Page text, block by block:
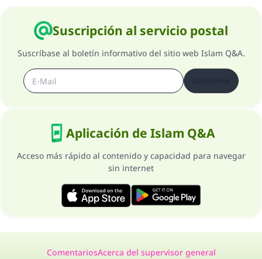
Suscripción al servicio postal
Suscríbase al boletín informativo del sitio web Islam Q&A.
Aplicación de Islam Q&A
Acceso más rápido al contenido y capacidad para navegar
sin internet
ComentariosAcerca del supervisor general